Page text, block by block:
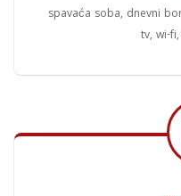
spavaća soba, dnevni
tv, wi-